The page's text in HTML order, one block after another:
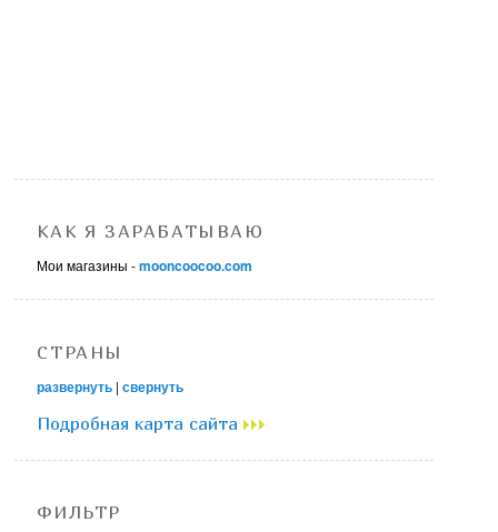
КАК Я ЗАРАБАТЫВАЮ
Мои магазины -mooncoocoo.com
СТРАНЫ
развернуть |свернуть
Подробная карта сайта
ФИЛЬТР